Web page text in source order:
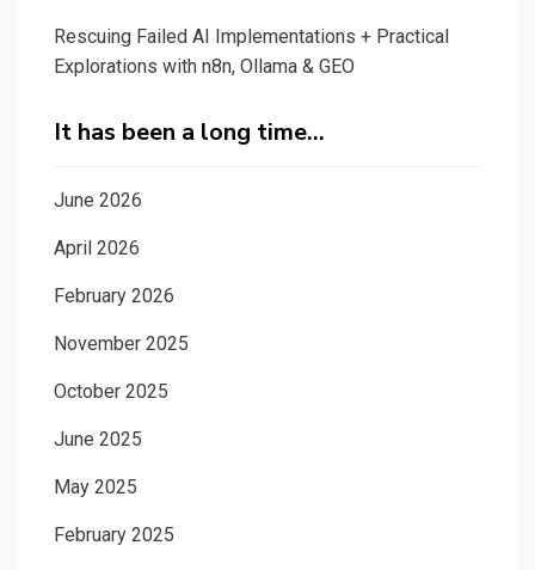
Rescuing Failed AI Implementations + Practical
Explorations with n8n, Ollama & GEO
It has been a long time…
June 2026
April 2026
February 2026
November 2025
October 2025
June 2025
May 2025
February 2025